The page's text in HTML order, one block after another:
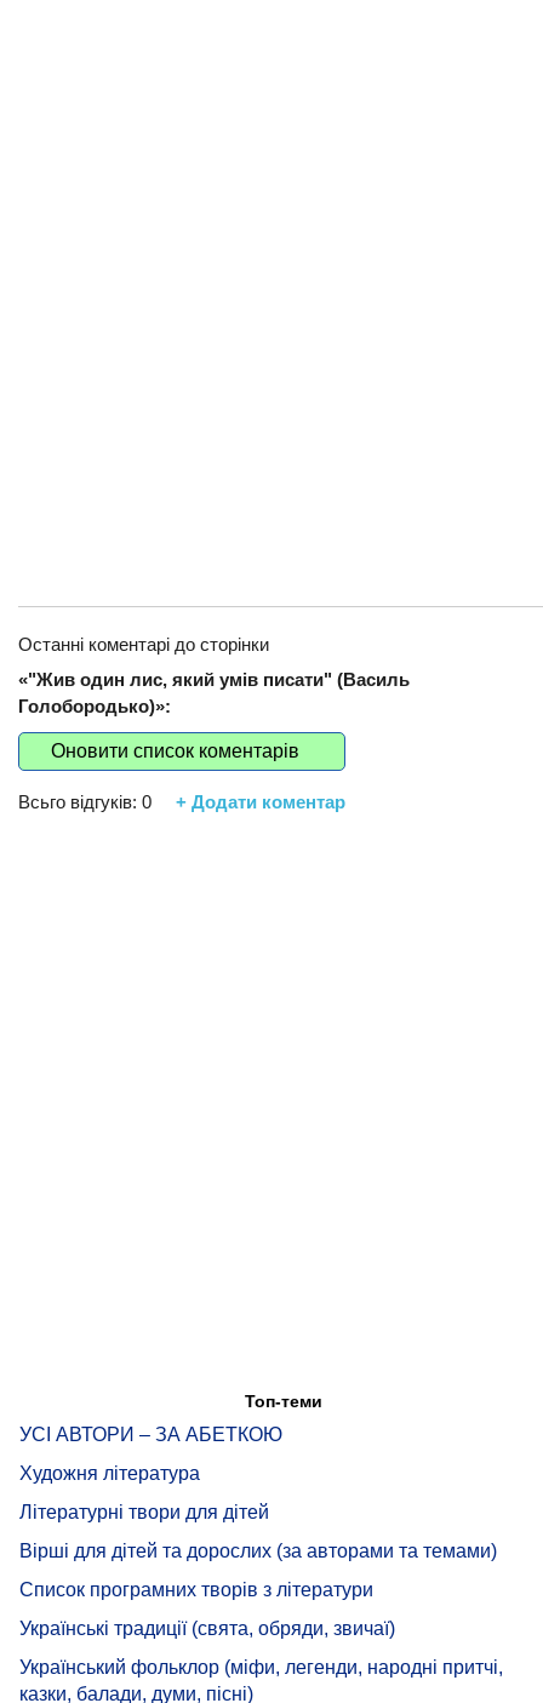
Останні коментарі до сторінки
«"Жив один лис, який умів писати" (Василь
Голобородько)»:
Оновити список коментарів
Всьго відгуків: 0 + Додати коментар
Топ-теми
УСІ АВТОРИ – ЗА АБЕТКОЮ
Художня література
Літературні твори для дітей
Вірші для дітей та дорослих (за авторами та темами)
Список програмних творів з літератури
Українські традиції (свята, обряди, звичаї)
Український фольклор (міфи, легенди, народні притчі,
казки, балади, думи, пісні)